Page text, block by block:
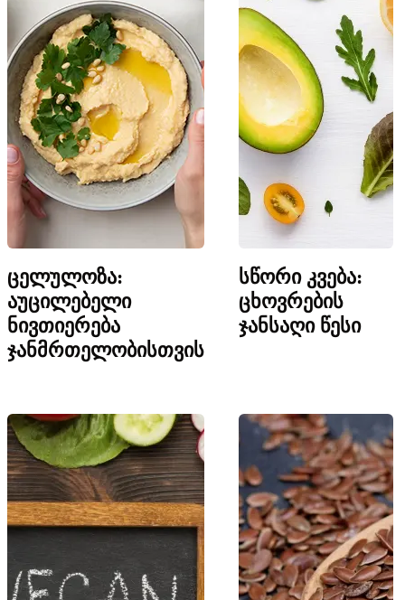
ცელულოზა:
აუცილებელი
ნივთიერება
ჯანმრთელობისთვის
სწორი კვება:
ცხოვრების
ჯანსაღი წესი